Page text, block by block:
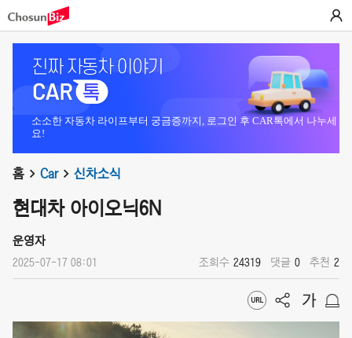
소소한 자동차 라이프부터 궁금증까지, 로그인 후 CAR톡에서 나누세
요!
홈 Car 신차소식
현대차 아이오닉6N
운영자
2025-07-17 08:01 조회수 24319 댓글 0 추천 2